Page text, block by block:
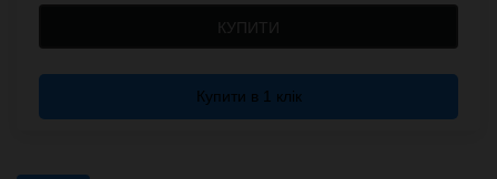
КУПИТИ
Купити в 1 клік